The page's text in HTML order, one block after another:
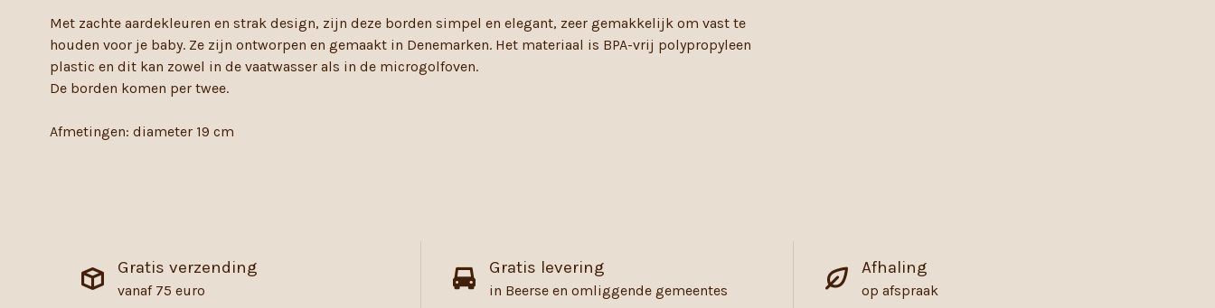
Met zachte aardekleuren en strak design, zijn deze borden simpel en elegant, zeer gemakkelijk om vast te
houden voor je baby. Ze zijn ontworpen en gemaakt in Denemarken. Het materiaal is BPA-vrij polypropyleen
plastic en dit kan zowel in de vaatwasser als in de microgolfoven.
De borden komen per twee.
Afmetingen: diameter 19 cm
Gratis verzending
vanaf 75 euro
Gratis levering
in Beerse en omliggende gemeentes
Afhaling
op afspraak